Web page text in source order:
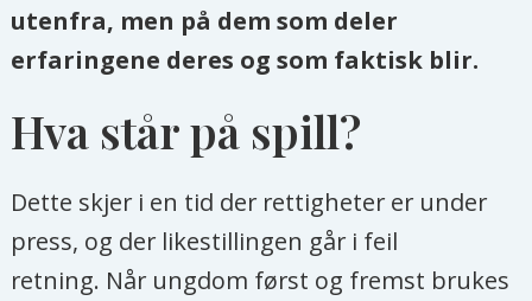
utenfra, men på dem som deler
erfaringene deres og som faktisk blir.
Hva står på spill?
Dette skjer i en tid der rettigheter er under
press, og der likestillingen går i feil
retning. Når ungdom først og fremst brukes